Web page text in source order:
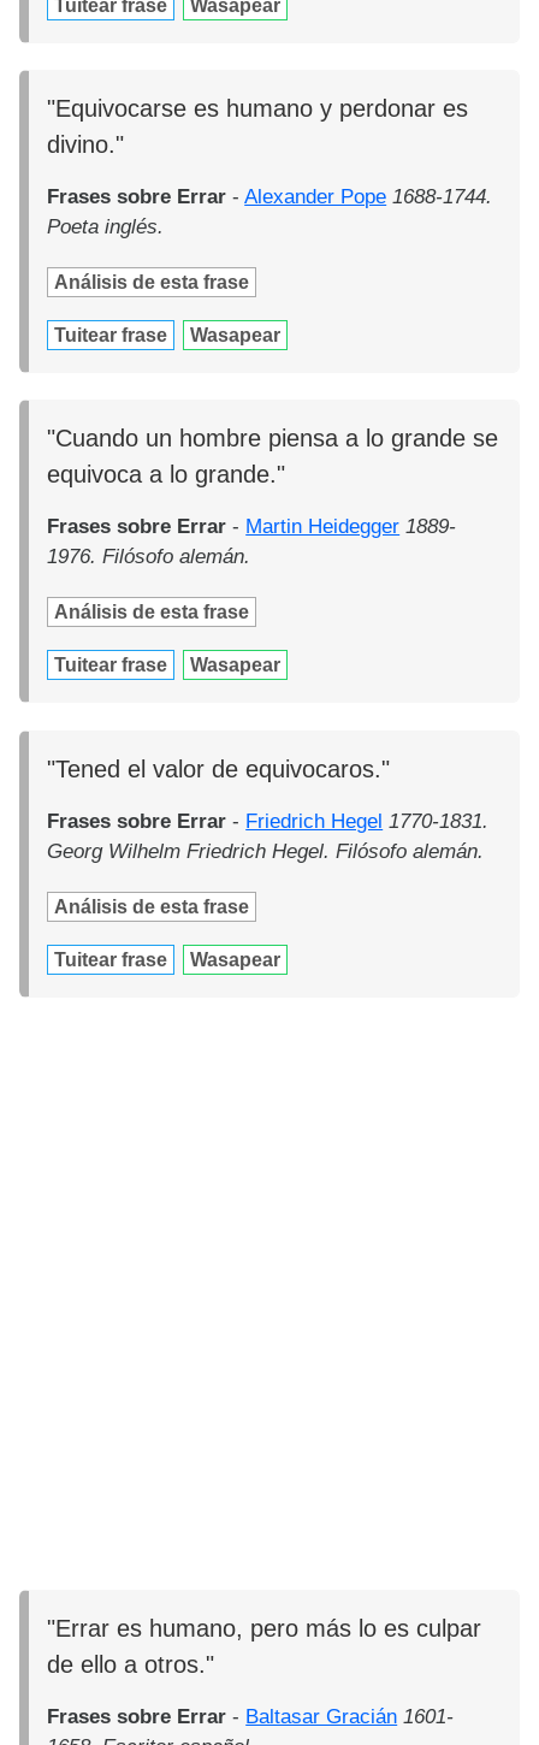
Tuitear frase Wasapear
"Equivocarse es humano y perdonar es
divino."
Frases sobre Errar -Alexander Pope 1688-1744.
Poeta inglés.
Análisis de esta frase
Tuitear frase Wasapear
"Cuando un hombre piensa a lo grande se
equivoca a lo grande."
Frases sobre Errar - Martin Heidegger 1889-
1976. Filósofo alemán.
Análisis de esta frase
Tuitear frase Wasapear
"Tened el valor de equivocaros."
Frases sobre Errar - Friedrich Hegel 1770-1831.
Georg Wilhelm Friedrich Hegel. Filósofo alemán.
Análisis de esta frase
Tuitear frase Wasapear
"Errar es humano, pero más lo es culpar
de ello a otros."
Frases sobre Errar - Baltasar Gracián 1601-